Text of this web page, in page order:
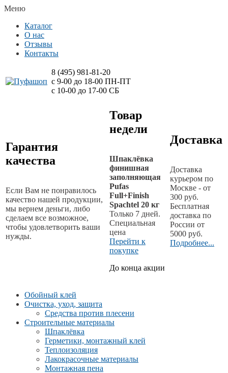
Меню
Каталог
О нас
Отзывы
Контакты
8 (495) 981-81-20
с 9-00 до 18-00 ПН-ПТ
с 10-00 до 17-00 СБ
Гарантия
качества
Если Вам не понравилось
качество нашей продукции,
мы вернем деньги, либо
сделаем все возможное,
чтобы удовлетворить ваши
нужды.
Товар
недели
Шпаклёвка
финишная
заполняющая
Pufas
Full+Finish
Spachtel 20 кг
Только 7 дней.
Специальная
цена
Перейти к
покупке
До конца акции
Доставка
Доставка
курьером по
Москве - от
300 руб.
Бесплатная
доставка по
России от
5000 руб.
Подробнее...
Обойный клей
Очистка, уход, защита
Средства против плесени
Строительные материалы
Шпаклёвка
Герметики, монтажный клей
Теплоизоляция
Лакокрасочные материалы
Монтажная пена